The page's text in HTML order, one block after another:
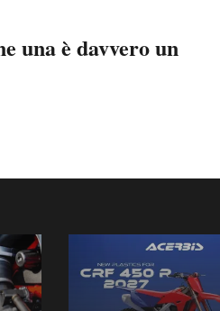
una è davvero un